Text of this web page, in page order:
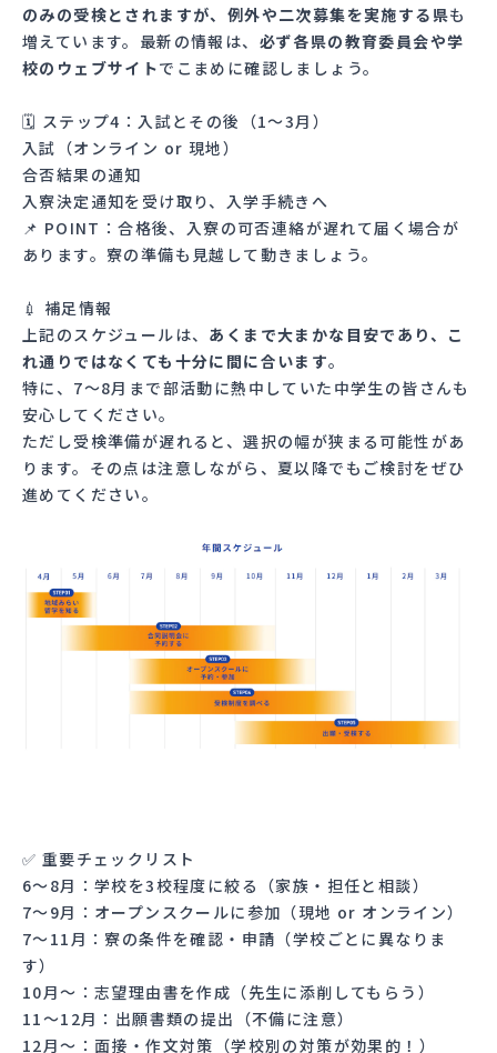
のみの受検とされますが、例外や二次募集を実施する県も
増えています。最新の情報は、 必ず各県の教育委員会や学
校のウェブサイトでこまめに確認しましょう。
🗓 ステップ4：入試とその後（1〜3月）
入試（オンライン or 現地）
合否結果の通知
入寮決定通知を受け取り、入学手続きへ
📌 POINT：合格後、入寮の可否連絡が遅れて届く場合が
あります。寮の準備も見越して動きましょう。
💉 補足情報
上記のスケジュールは、 あくまで大まかな目安であり、こ
れ通りではなくても十分に間に合います。
特に、7～8月まで部活動に熱中していた中学生の皆さんも
安心してください。
ただし受検準備が遅れると、選択の幅が狭まる可能性があ
ります。その点は注意しながら、夏以降でもご検討をぜひ
進めてください。
✅ 重要チェックリスト
6～8月：学校を3校程度に絞る（家族・担任と相談）
7〜9月：オープンスクールに参加（現地 or オンライン）
7〜11月：寮の条件を確認・申請（学校ごとに異なりま
す）
10月〜：志望理由書を作成（先生に添削してもらう）
11〜12月：出願書類の提出（不備に注意）
12月〜：面接・作文対策（学校別の対策が効果的！）